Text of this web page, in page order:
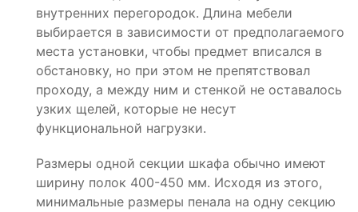
внутренних перегородок. Длина мебели
выбирается в зависимости от предполагаемого
места установки, чтобы предмет вписался в
обстановку, но при этом не препятствовал
проходу, а между ним и стенкой не оставалось
узких щелей, которые не несут
функциональной нагрузки.
Размеры одной секции шкафа обычно имеют
ширину полок 400-450 мм. Исходя из этого,
минимальные размеры пенала на одну секцию